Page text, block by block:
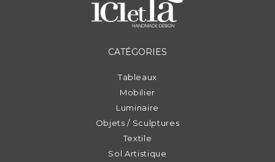
CATÉGORIES
Tableaux
Mobilier
Luminaire
Objets / Sculptures
Textile
Sol Artistique